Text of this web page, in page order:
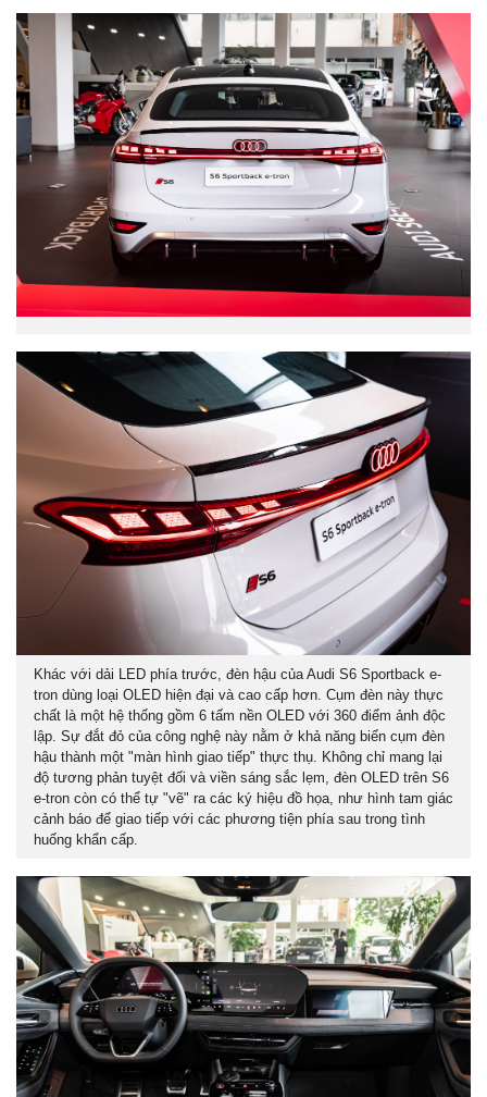
Khác với dải LED phía trước, đèn hậu của Audi S6 Sportback e-
tron dùng loại OLED hiện đại và cao cấp hơn. Cụm đèn này thực
chất là một hệ thống gồm 6 tấm nền OLED với 360 điểm ảnh độc
lập. Sự đắt đỏ của công nghệ này nằm ở khả năng biến cụm đèn
hậu thành một "màn hình giao tiếp" thực thụ.
Không chỉ mang lại
độ tương phản tuyệt đối và viền sáng sắc lẹm, đèn OLED trên S6
e-tron còn có thể tự "vẽ" ra các ký hiệu đồ họa, như hình tam giác
cảnh báo để giao tiếp với các phương tiện phía sau trong tình
huống khẩn cấp.